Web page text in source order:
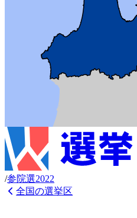
/参院選2022
全国の選挙区